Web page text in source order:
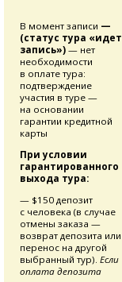
В момент записи —
(статус тура «идет
запись») — нет
необходимости
в оплате тура:
подтверждение
участия в туре —
на основании
гарантии кредитной
карты
При условии
гарантированного
выхода тура:
— $150 депозит
с человека (в случае
отмены заказа —
возврат депозита или
перенос на другой
выбранный тур). Если
оплата депозита